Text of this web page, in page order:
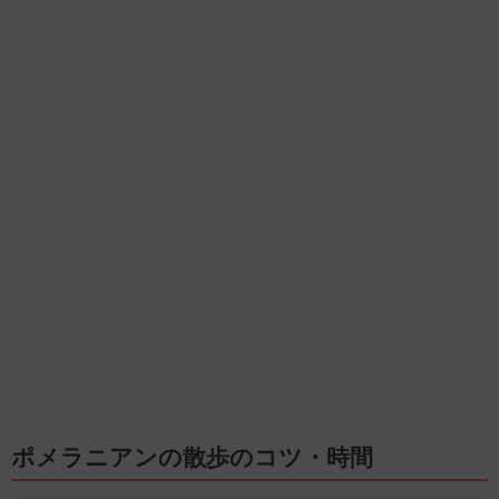
ポメラニアンの散歩のコツ・時間